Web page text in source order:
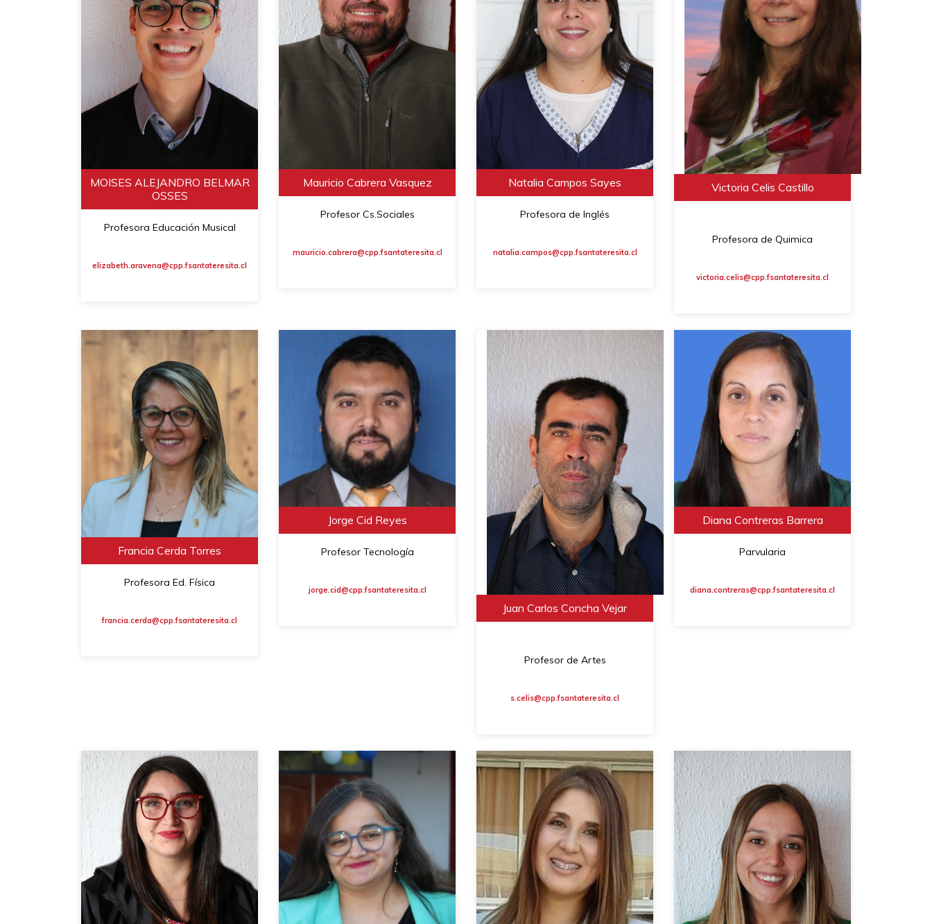
MOISES ALEJANDRO BELMAR
OSSES
Profesora Educación Musical
elizabeth.aravena@cpp.fsantateresita.cl
Mauricio Cabrera Vasquez
Profesor Cs.Sociales
mauricio.cabrera@cpp.fsantateresita.cl
Natalia Campos Sayes
Profesora de Inglés
natalia.campos@cpp.fsantateresita.cl
Victoria Celis Castillo
Profesora de Quimica
victoria.celis@cpp.fsantateresita.cl
Francia Cerda Torres
Profesora Ed. Física
francia.cerda@cpp.fsantateresita.cl
Jorge Cid Reyes
Profesor Tecnología
jorge.cid@cpp.fsantateresita.cl
Juan Carlos Concha Vejar
Profesor de Artes
s.celis@cpp.fsantateresita.cl
Diana Contreras Barrera
Parvularia
diana.contreras@cpp.fsantateresita.cl